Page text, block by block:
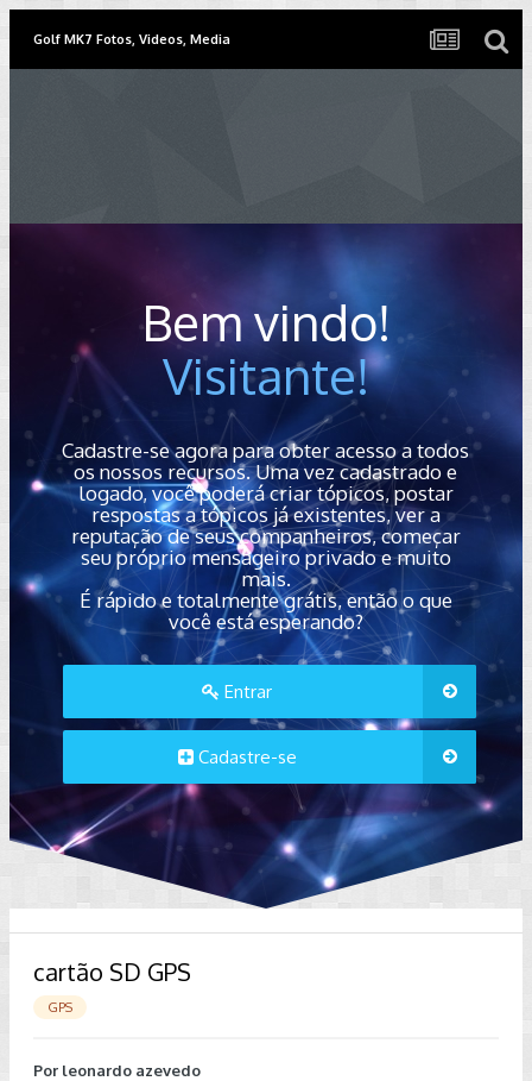
Golf MK7 Fotos, Videos, Media
Bem vindo!
Visitante!
Cadastre-se agora para obter acesso a todos
os nossos recursos. Uma vez cadastrado e
logado, você poderá criar tópicos, postar
respostas a tópicos já existentes, ver a
reputação de seus companheiros, começar
seu próprio mensageiro privado e muito
mais.
É rápido e totalmente grátis, então o que
você está esperando?
Entrar
Cadastre-se
cartão SD GPS
GPS
Por leonardo azevedo